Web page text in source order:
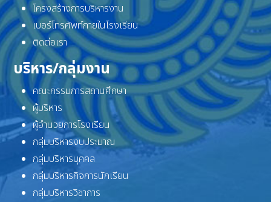
โครงสร้างการบริหารงาน
เบอร์โทรศัพท์ภายในโรงเรียน
ติดต่อเรา
บริหาร/กลุ่มงาน
คณะกรรมการสถานศึกษา
ผู้บริหาร
ผู้อำนวยการโรงเรียน
กลุ่มบริหารงบประมาณ
กลุ่มบริหารบุคคล
กลุ่มบริหารกิจการนักเรียน
กลุ่มบริหารวิชาการ